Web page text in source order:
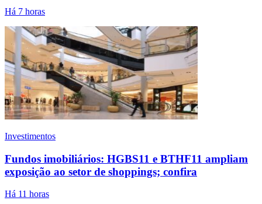
Há 7 horas
Investimentos
Fundos imobiliários: HGBS11 e BTHF11 ampliam
exposição ao setor de shoppings; confira
Há 11 horas